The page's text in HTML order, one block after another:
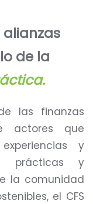
alianzas
de la
las finanzas
actores que
y
prácticas y
la comunidad
el CFS